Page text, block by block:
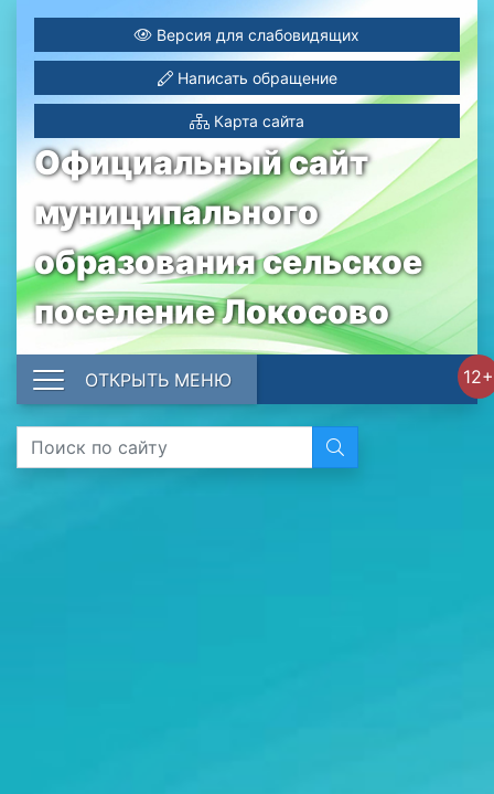
Официальный сайт
муниципального
образования сельское
поселение Локосово
Версия для слабовидящих
Написать обращение
Карта сайта
12+
ОТКРЫТЬ МЕНЮ